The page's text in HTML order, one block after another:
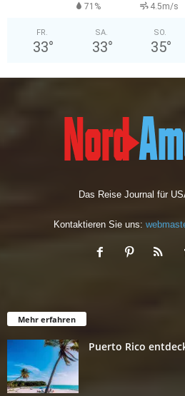
71% 4.5m/s
FR.
33°
SA.
33°
SO.
35°
Das Reise Journal für
Kontaktieren Sie uns:
Mehr erfahren
Puerto Rico